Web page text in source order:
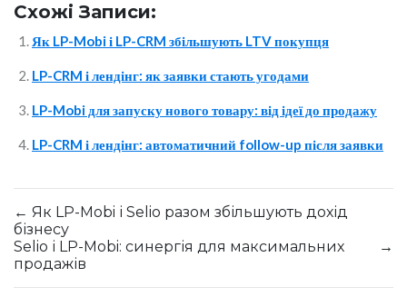
Схожі Записи:
Як LP-Mobi і LP-CRM збільшують LTV покупця
LP-CRM і лендінг: як заявки стають угодами
LP-Mobi для запуску нового товару: від ідеї до продажу
LP-CRM і лендінг: автоматичний follow-up після заявки
← Як LP-Mobi і Selio разом збільшують дохід
бізнесу
→
Selio і LP-Mobi: синергія для максимальних
продажів